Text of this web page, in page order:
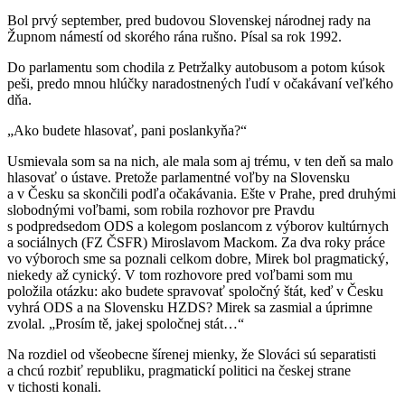
Bol prvý september, pred budovou Slovenskej národnej rady na
Župnom námestí od skorého rána rušno. Písal sa rok 1992.
Do parlamentu som chodila z Petržalky autobusom a potom kúsok
peši, predo mnou hlúčky naradostnených ľudí v očakávaní veľkého
dňa.
„Ako budete hlasovať, pani poslankyňa?“
Usmievala som sa na nich, ale mala som aj trému, v ten deň sa malo
hlasovať o ústave. Pretože parlamentné voľby na Slovensku
a v Česku sa skončili podľa očakávania. Ešte v Prahe, pred druhými
slobodnými voľbami, som robila rozhovor pre Pravdu
s podpredsedom ODS a kolegom poslancom z výborov kultúrnych
a sociálnych (FZ ČSFR) Miroslavom Mackom. Za dva roky práce
vo výboroch sme sa poznali celkom dobre, Mirek bol pragmatický,
niekedy až cynický. V tom rozhovore pred voľbami som mu
položila otázku: ako budete spravovať spoločný štát, keď v Česku
vyhrá ODS a na Slovensku HZDS? Mirek sa zasmial a úprimne
zvolal. „Prosím tě, jakej spoločnej stát…“
Na rozdiel od všeobecne šírenej mienky, že Slováci sú separatisti
a chcú rozbiť republiku, pragmatickí politici na českej strane
v tichosti konali.